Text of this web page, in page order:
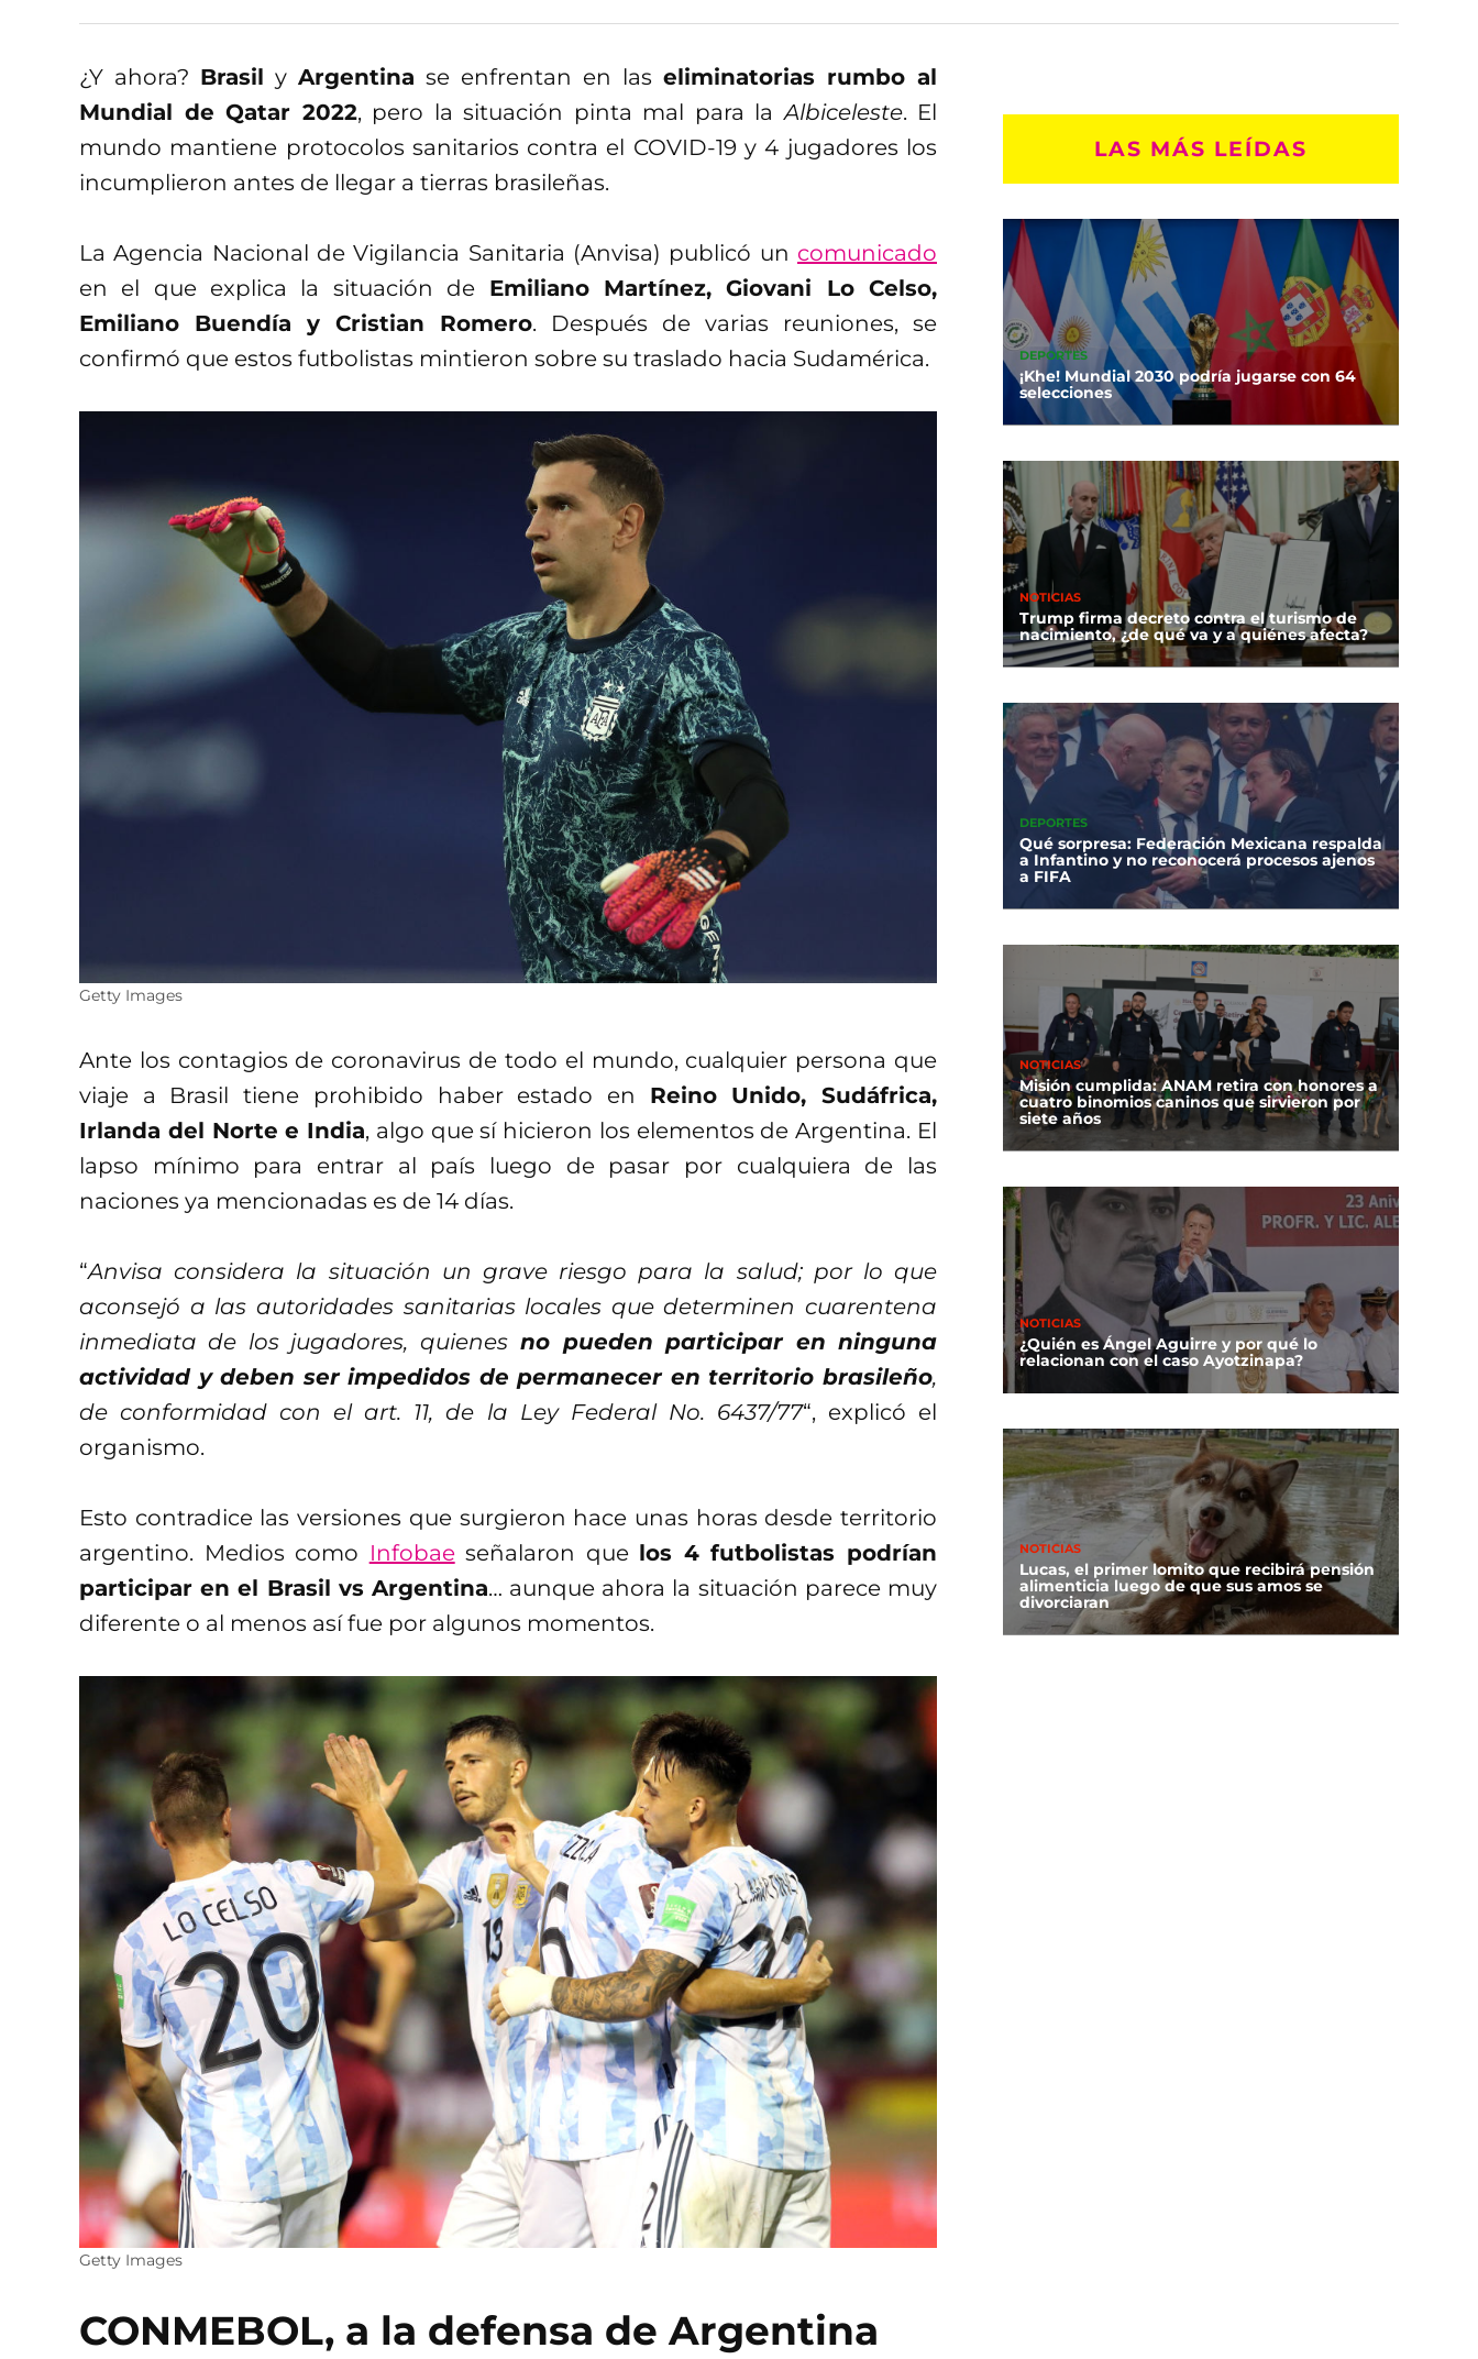
¿Y ahora? Brasil y Argentina se enfrentan en las eliminatorias rumbo al
Mundial de Qatar 2022, pero la situación pinta mal para laAlbiceleste. El
mundo mantiene protocolos sanitarios contra el COVID-19 y 4 jugadores los
incumplieron antes de llegar a tierras brasileñas.
La Agencia Nacional de Vigilancia Sanitaria (Anvisa) publicó un comunicado
en el que explica la situación de Emiliano Martínez, Giovani Lo Celso,
Emiliano Buendía y Cristian Romero. Después de varias reuniones, se
confirmó que estos futbolistas mintieron sobre su traslado hacia Sudamérica.
Getty Images
Ante los contagios de coronavirus de todo el mundo, cualquier persona que
viaje a Brasil tiene prohibido haber estado en Reino Unido, Sudáfrica,
Irlanda del Norte e India, algo que sí hicieron los elementos de Argentina. El
lapso mínimo para entrar al país luego de pasar por cualquiera de las
naciones ya mencionadas es de 14 días.
“Anvisa considera la situación un grave riesgo para la salud; por lo que
aconsejó a las autoridades sanitarias locales que determinen cuarentena
inmediata de los jugadores, quienesno pueden participar en ninguna
actividad y deben ser impedidos de permanecer en territorio brasileño,
de conformidad con el art. 11, de la Ley Federal No. 6437/77“, explicó el
organismo.
Esto contradice las versiones que surgieron hace unas horas desde territorio
argentino. Medios como Infobaeseñalaron que los 4 futbolistas podrían
participar en el Brasil vs Argentina… aunque ahora la situación parece muy
diferente o al menos así fue por algunos momentos.
Getty Images
CONMEBOL, a la defensa de Argentina
LAS MÁS LEÍDAS
DEPORTES
¡Khe! Mundial 2030 podría jugarse con 64
selecciones
NOTICIAS
Trump firma decreto contra el turismo de
nacimiento, ¿de qué va y a quiénes afecta?
DEPORTES
Qué sorpresa: Federación Mexicana respalda
a Infantino y no reconocerá procesos ajenos
a FIFA
NOTICIAS
Misión cumplida: ANAM retira con honores a
cuatro binomios caninos que sirvieron por
siete años
NOTICIAS
¿Quién es Ángel Aguirre y por qué lo
relacionan con el caso Ayotzinapa?
NOTICIAS
Lucas, el primer lomito que recibirá pensión
alimenticia luego de que sus amos se
divorciaran